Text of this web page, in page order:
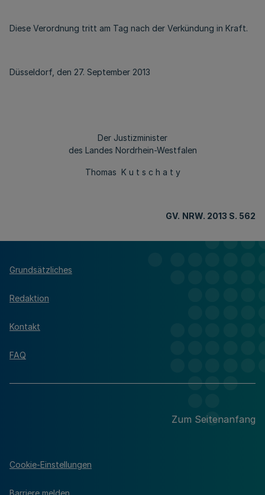
Diese Verordnung tritt am Tag nach der Verkündung in Kraft.
Düsseldorf, den 27. September 2013
Der Justizminister
des Landes Nordrhein-Westfalen
Thomas K u t s c h a t y
GV. NRW. 2013 S. 562
Grundsätzliches
Redaktion
Kontakt
FAQ
Zum Seitenanfang
Cookie-Einstellungen
Barriere melden